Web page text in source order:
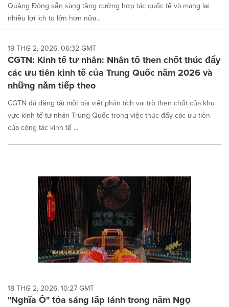
Quảng Đông sẵn sàng tăng cường hợp tác quốc tế và mang lại
nhiều lợi ích to lớn hơn nữa...
19 THG 2, 2026, 06:32 GMT
CGTN: Kinh tế tư nhân: Nhân tố then chốt thúc đẩy
các ưu tiên kinh tế của Trung Quốc năm 2026 và
những năm tiếp theo
CGTN đã đăng tải một bài viết phân tích vai trò then chốt của khu
vực kinh tế tư nhân Trung Quốc trong việc thúc đẩy các ưu tiên
của công tác kinh tế ...
18 THG 2, 2026, 10:27 GMT
"Nghĩa Ô" tỏa sáng lấp lánh trong năm Ngọ